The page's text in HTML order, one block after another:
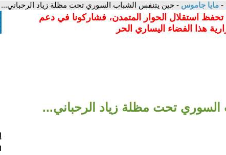
- مايا جاموس - حين يتنفس الشباب السوري تحت مظلة زياد الرحباني...
تحفظ استقلال الحوار المتمدن، فشاركونا في دعم
هذا الفضاء اليساري الحر
تحت مظلة زياد الرحباني...